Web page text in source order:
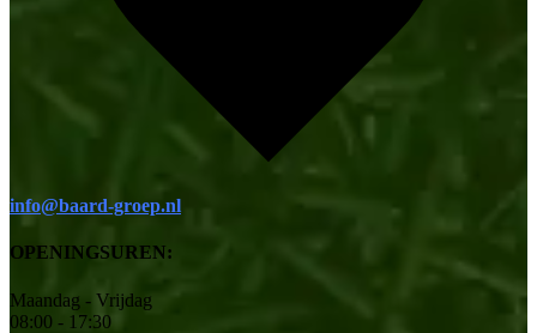
info@baard-groep.nl
OPENINGSUREN:
Maandag - Vrijdag
08:00 - 17:30